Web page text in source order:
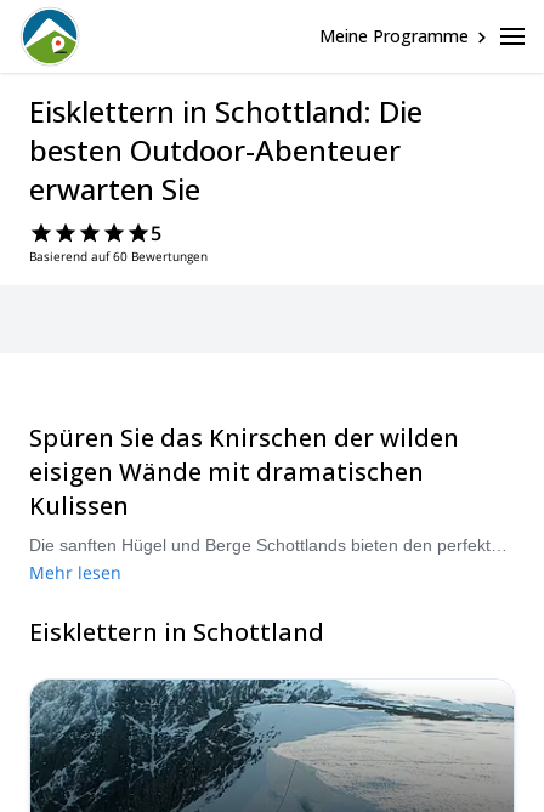
Meine Programme
Eisklettern in Schottland: Die
besten Outdoor-Abenteuer
erwarten Sie
5
Basierend auf 60 Bewertungen
Spüren Sie das Knirschen der wilden
eisigen Wände mit dramatischen
Kulissen
Mehr lesen
Eisklettern in Schottland